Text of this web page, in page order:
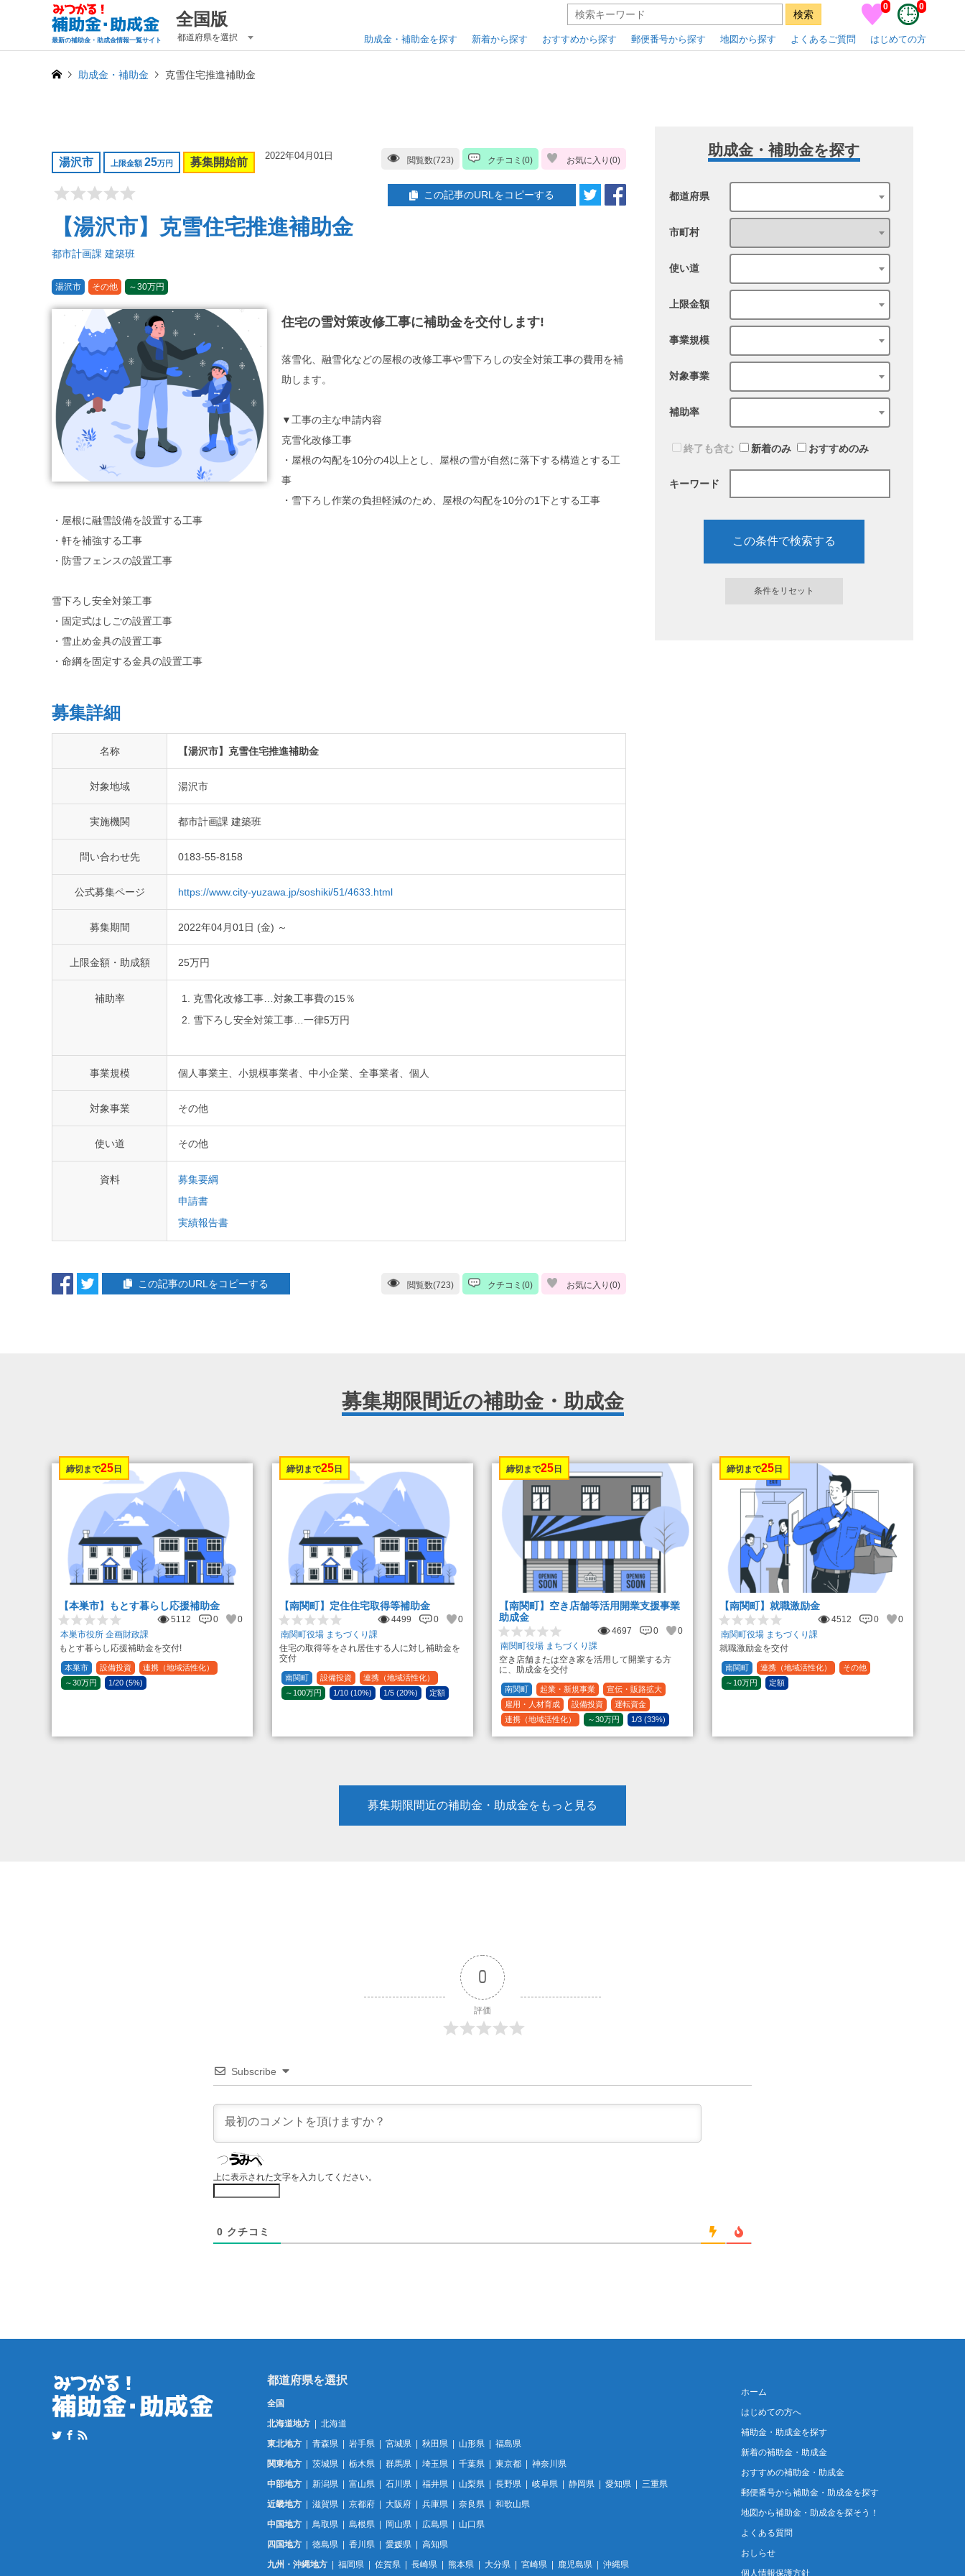
最新の補助金・助成金情報一覧サイト
全国版
都道府県を選択
0 0
助成金・補助金を探す 新着から探す おすすめから探す 郵便番号から探す 地図から探す よくあるご質問 はじめての方
助成金・補助金 克雪住宅推進補助金
湯沢市 上限金額 25万円 募集開始前
2022年04月01日 閲覧数(723) クチコミ(0) お気に入り(0)
この記事のURLをコピーする
【湯沢市】克雪住宅推進補助金
都市計画課 建築班
湯沢市 その他 ～30万円
住宅の雪対策改修工事に補助金を交付します!
落雪化、融雪化などの屋根の改修工事や雪下ろしの安全対策工事の費用を補
助します。
▼工事の主な申請内容
克雪化改修工事
・屋根の勾配を10分の4以上とし、屋根の雪が自然に落下する構造とする工
事
・雪下ろし作業の負担軽減のため、屋根の勾配を10分の1下とする工事
・屋根に融雪設備を設置する工事
・軒を補強する工事
・防雪フェンスの設置工事
雪下ろし安全対策工事
・固定式はしごの設置工事
・雪止め金具の設置工事
・命綱を固定する金具の設置工事
募集詳細
名称 【湯沢市】克雪住宅推進補助金
対象地域 湯沢市
実施機関 都市計画課 建築班
問い合わせ先 0183-55-8158
公式募集ページ https://www.city-yuzawa.jp/soshiki/51/4633.html
募集期間 2022年04月01日 (金) ～
上限金額・助成額 25万円
補助率
克雪化改修工事…対象工事費の15％
雪下ろし安全対策工事…一律5万円
事業規模 個人事業主、小規模事業者、中小企業、全事業者、個人
対象事業 その他
使い道 その他
資料
募集要綱
申請書
実績報告書
この記事のURLをコピーする 閲覧数(723) クチコミ(0) お気に入り(0)
助成金・補助金を探す
都道府県
市町村
使い道
上限金額
事業規模
対象事業
補助率
終了も含む 新着のみ おすすめのみ
キーワード
募集期限間近の補助金・助成金
締切まで25 日
【本巣市】もとす暮らし応援補助金
5112 0
0
本巣市役所 企画財政課
もとす暮らし応援補助金を交付!
本巣市 設備投資
連携（地域活性化）
～30万円
1/20 (5%)
締切まで25日
【南関町】定住住宅取得等補助金
4499 0
0
南関町役場 まちづくり課
住宅の取得等をされ居住する人に対し補助金を
交付
南関町 設備投資
連携（地域活性化）
～100万円
1/10 (10%) 1/5 (20%) 定額
締切まで25 日
【南関町】空き店舗等活用開業支援事業
助成金
4697 0
0
南関町役場 まちづくり課
空き店舗または空き家を活用して開業する方
に、助成金を交付
南関町 起業・新規事業
宣伝・販路拡大
雇用・人材育成
設備投資
運転資金
連携（地域活性化）
～30万円 1/3 (33%)
締切まで25日
【南関町】就職激励金
4512 0
0
南関町役場 まちづくり課
就職激励金を交付
南関町 連携（地域活性化）
その他
～10万円
定額
募集期限間近の補助金・助成金をもっと見る
0
評価
Subscribe
上に表示された文字を入力してください。
0 クチコミ
全国
北海道地方
北海道
東北地方
青森県 岩手県 宮城県 秋田県 山形県
福島県
関東地方
茨城県 栃木県 群馬県 埼玉県 千葉県 東京都
神奈川県
中部地方
新潟県 富山県 石川県 福井県 山梨県 長野県 岐阜県 静岡県 愛知県
三重県
近畿地方
滋賀県 京都府 大阪府 兵庫県 奈良県
和歌山県
中国地方
鳥取県 島根県 岡山県 広島県
山口県
四国地方
徳島県 香川県 愛媛県
高知県
九州・沖縄地方
福岡県 佐賀県 長崎県 熊本県 大分県 宮崎県 鹿児島県 沖縄県
ホーム
はじめての方へ
補助金・助成金を探す
新着の補助金・助成金
おすすめの補助金・助成金
郵便番号から補助金・助成金を探す
地図から補助金・助成金を探そう！
よくある質問
おしらせ
個人情報保護方針